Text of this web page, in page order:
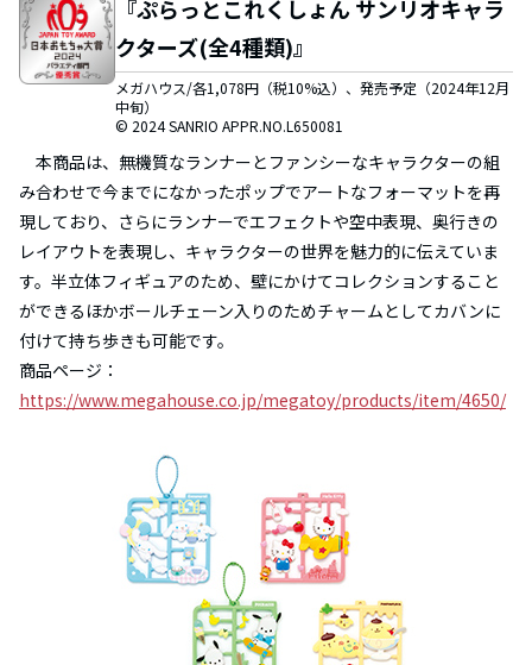
『ぷらっとこれくしょん サンリオキャラ
クターズ(全4種類)』
メガハウス/各1,078円（税10%込）、発売予定（2024年12月
中旬）
© 2024 SANRIO APPR.NO.L650081
本商品は、無機質なランナーとファンシーなキャラクターの組
み合わせで今までになかったポップでアートなフォーマットを再
現しており、さらにランナーでエフェクトや空中表現、奥行きの
レイアウトを表現し、キャラクターの世界を魅力的に伝えていま
す。半立体フィギュアのため、壁にかけてコレクションすること
ができるほかボールチェーン入りのためチャームとしてカバンに
付けて持ち歩きも可能です。
商品ページ：
https://www.megahouse.co.jp/megatoy/products/item/4650/